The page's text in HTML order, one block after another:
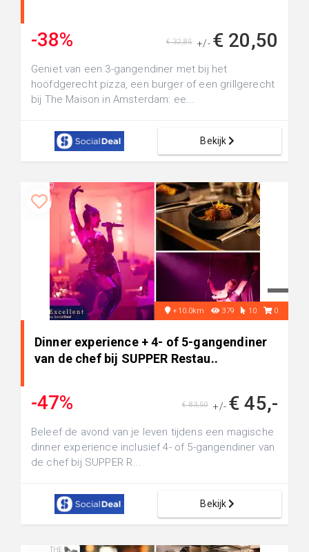
-38% +/- € 20,50
€ 32,85
Geniet van een 3-gangendiner met bij het
hoofdgerecht pizza, een burger of een grillgerecht
bij The Maison in Amsterdam: ee...
Bekijk
+10.0km 379 10 0
Dinner experience + 4- of 5-gangendiner
van de chef bij SUPPER Restau..
-47% +/- € 45,-
€ 83,50
Beleef de avond van je leven tijdens een magische
dinner experience inclusief 4- of 5-gangendiner van
de chef bij SUPPER R...
Bekijk